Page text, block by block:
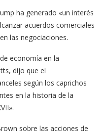
ha generado «un interés
acuerdos comerciales
las negociaciones.
economía en la
dijo que el
según los caprichos
en la historia de la
sobre las acciones de